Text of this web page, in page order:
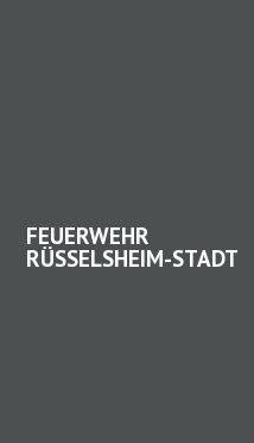
FEUERWEHR
RÜSSELSHEIM-STADT